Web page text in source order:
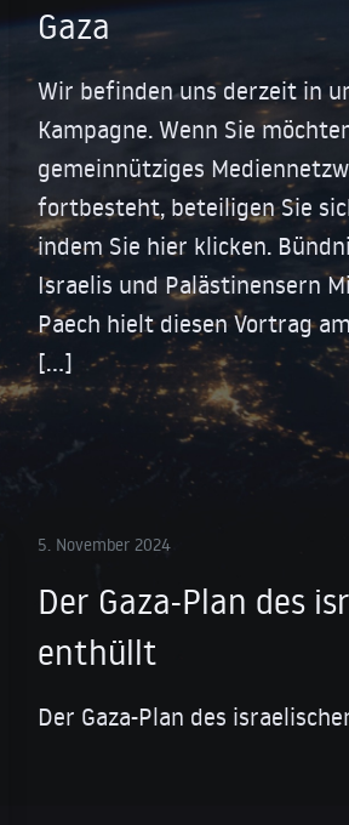
Gaza
Wir befinden uns derzeit in
Kampagne. Wenn Sie
gemeinnütziges
fortbesteht, beteiligen Sie
indem Sie hier klicken.
Israelis und Palästinensern
Paech hielt diesen Vortrag
[…]
5. November 2024
Der Gaza-Plan des
enthüllt
Der Gaza-Plan des